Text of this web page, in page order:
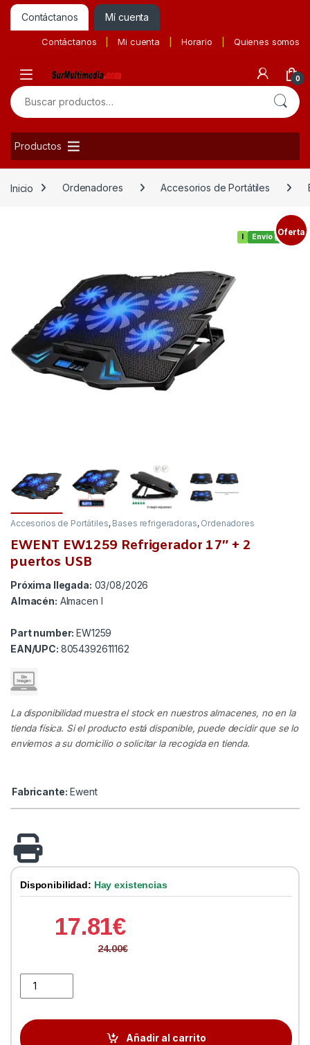
Contáctanos Mí cuenta
Contáctanos Mi cuenta Horario Quienes somos
0
Buscar por:
Productos
Inicio Ordenadores Accesorios de Portátiles
Envío gratis
Oferta
Accesorios de Portátiles, Bases refrigeradoras, Ordenadores
EWENT EW1259 Refrigerador 17″ + 2
puertos USB
Próxima llegada: 03/08/2026
Almacén: Almacen I
Part number: EW1259
EAN/UPC: 8054392611162
La disponibilidad muestra el stock en nuestros almacenes, no en la
tienda física. Si el producto está disponible, puede decidir que se lo
enviemos a su domicilio o solicitar la recogida en tienda.
Fabricante: Ewent
Disponibilidad: Hay existencias
17.81€
24.00€
Añadir al carrito